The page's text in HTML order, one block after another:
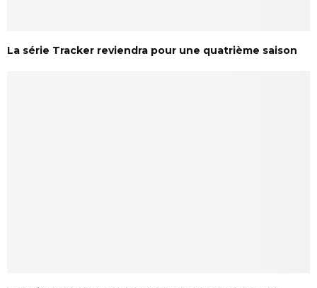
La série Tracker reviendra pour une quatrième saison